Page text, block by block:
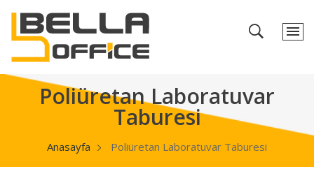
Poliüretan Laboratuvar
Taburesi
Anasayfa Poliüretan Laboratuvar Taburesi